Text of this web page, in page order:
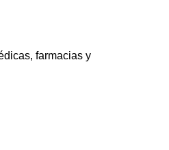
farmacias y